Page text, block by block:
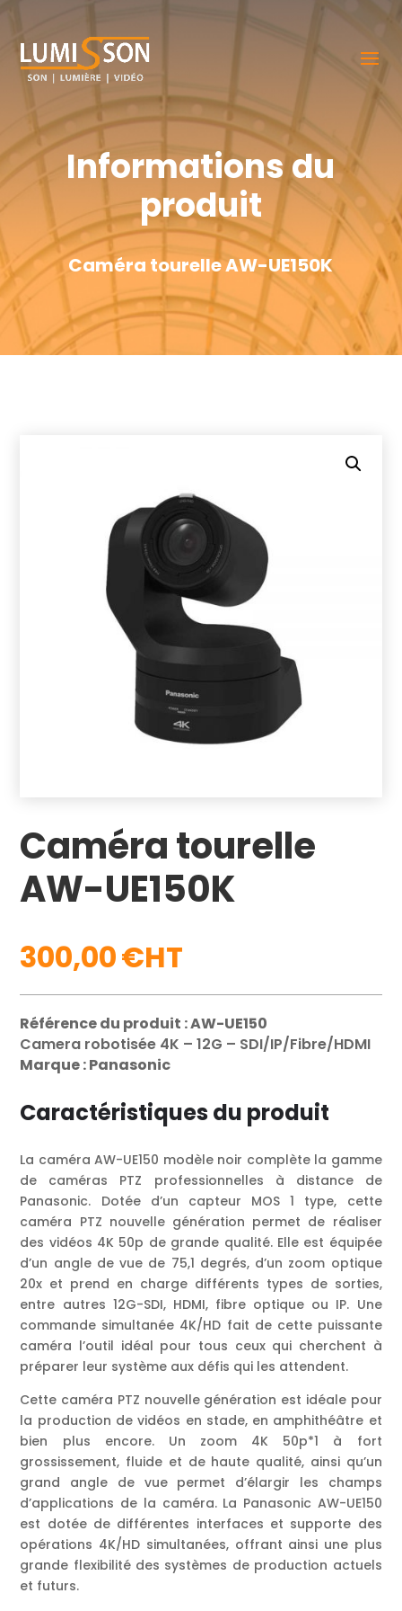
Informations du
produit
Caméra tourelle AW-UE150K
Caméra tourelle
AW-UE150K
300,00€
Référence du produit : AW-UE150
Camera robotisée 4K – 12G – SDI/IP/Fibre/HDMI
Marque : Panasonic
Caractéristiques du produit
La caméra AW-UE150 modèle noir complète la gamme
de caméras PTZ professionnelles à distance de
Panasonic. Dotée d’un capteur MOS 1 type, cette
caméra PTZ nouvelle génération permet de réaliser
des vidéos 4K 50p de grande qualité. Elle est équipée
d’un angle de vue de 75,1 degrés, d’un zoom optique
20x et prend en charge différents types de sorties,
entre autres 12G-SDI, HDMI, fibre optique ou IP. Une
commande simultanée 4K/HD fait de cette puissante
caméra l’outil idéal pour tous ceux qui cherchent à
préparer leur système aux défis qui les attendent.
Cette caméra PTZ nouvelle génération est idéale pour
la production de vidéos en stade, en amphithéâtre et
bien plus encore. Un zoom 4K 50p*1 à fort
grossissement, fluide et de haute qualité, ainsi qu’un
grand angle de vue permet d’élargir les champs
d’applications de la caméra. La Panasonic AW-UE150
est dotée de différentes interfaces et supporte des
opérations 4K/HD simultanées, offrant ainsi une plus
grande flexibilité des systèmes de production actuels
et futurs.